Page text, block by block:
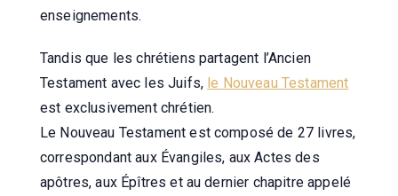
enseignements.
Tandis que les chrétiens partagent l’Ancien
Testament avec les Juifs, le Nouveau Testament
est exclusivement chrétien.
Le Nouveau Testament est composé de 27 livres,
correspondant aux Évangiles, aux Actes des
apôtres, aux Épîtres et au dernier chapitre appelé